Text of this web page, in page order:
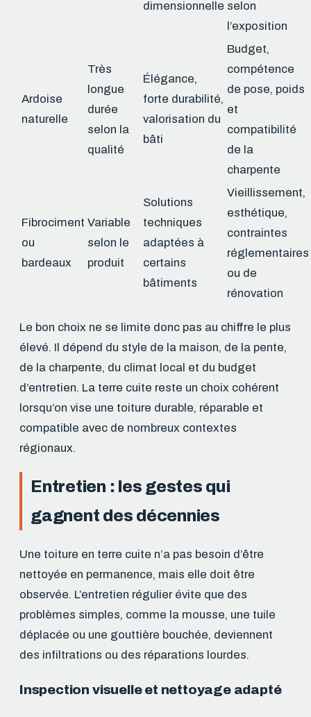
dimensionnelle selon
l’exposition
Ardoise
naturelle
Très
longue
durée
selon la
qualité
Élégance,
forte durabilité,
valorisation du
bâti
Budget,
compétence
de pose, poids
et
compatibilité
de la
charpente
Fibrociment
ou
bardeaux
Variable
selon le
produit
Solutions
techniques
adaptées à
certains
bâtiments
Vieillissement,
esthétique,
contraintes
réglementaires
ou de
rénovation
Le bon choix ne se limite donc pas au chiffre le plus
élevé. Il dépend du style de la maison, de la pente,
de la charpente, du climat local et du budget
d’entretien. La terre cuite reste un choix cohérent
lorsqu’on vise une toiture durable, réparable et
compatible avec de nombreux contextes
régionaux.
Entretien : les gestes qui
gagnent des décennies
Une toiture en terre cuite n’a pas besoin d’être
nettoyée en permanence, mais elle doit être
observée. L’entretien régulier évite que des
problèmes simples, comme la mousse, une tuile
déplacée ou une gouttière bouchée, deviennent
des infiltrations ou des réparations lourdes.
Inspection visuelle et nettoyage adapté